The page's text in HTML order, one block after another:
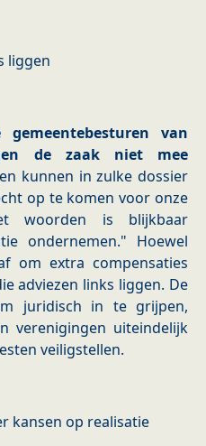
liggen
van
de zaak niet mee
kunnen in zulke dossier
op te komen voor onze
woorden is blijkbaar
ondernemen." Hoewel
om extra compensaties
adviezen links liggen. De
juridisch in te grijpen,
verenigingen uiteindelijk
veiligstellen.
kansen op realisatie